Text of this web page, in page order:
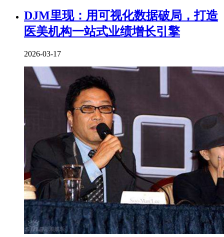
DJM里现：用可视化数据破局，打造
医美机构一站式业绩增长引擎
2026-03-17